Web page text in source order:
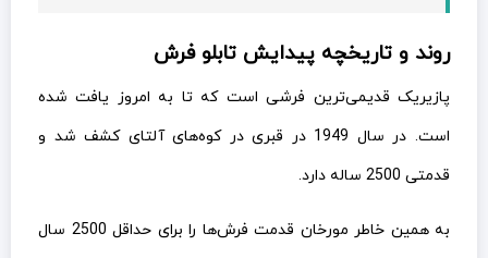
روند و تاریخچه پیدایش تابلو فرش
پازیریک قدیمی‌ترین فرشی است که تا به امروز یافت شده
است. در سال 1949 در قبری در کوه‌های آلتای کشف شد و
قدمتی 2500 ساله دارد.
به همین خاطر مورخان قدمت فرش‌ها را برای حداقل 2500 سال